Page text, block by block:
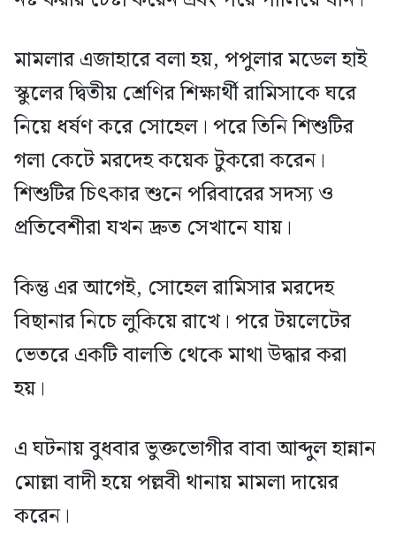
মামলার এজাহারে বলা হয়, পপুলার মডেল হাই
স্কুলের দ্বিতীয় শ্রেণির শিক্ষার্থী রামিসাকে ঘরে
নিয়ে ধর্ষণ করে সোহেল। পরে তিনি শিশুটির
গলা কেটে মরদেহ কয়েক টুকরো করেন।
শিশুটির চিৎকার শুনে পরিবারের সদস্য ও
প্রতিবেশীরা যখন দ্রুত সেখানে যায়।
কিন্তু এর আগেই, সোহেল রামিসার মরদেহ
বিছানার নিচে লুকিয়ে রাখে। পরে টয়লেটের
ভেতরে একটি বালতি থেকে মাথা উদ্ধার করা
হয়।
এ ঘটনায় বুধবার ভুক্তভোগীর বাবা আব্দুল হান্নান
মোল্লা বাদী হয়ে পল্লবী থানায় মামলা দায়ের
করেন।